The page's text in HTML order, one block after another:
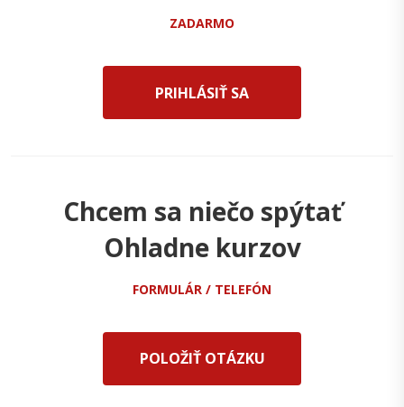
ZADARMO
PRIHLÁSIŤ SA
Chcem sa niečo spýtať
Ohladne kurzov
FORMULÁR / TELEFÓN
POLOŽIŤ OTÁZKU